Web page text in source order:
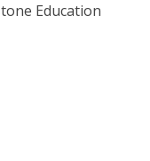
Education